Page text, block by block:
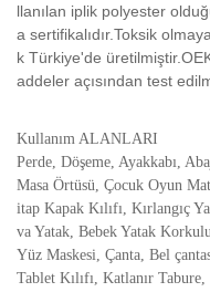
llanılan iplik polyester
a sertifikalıdır.Toksik
k Türkiye'de
addeler açısından test
Kullanım ALANLARI
Perde, Döşeme, Ayakkabı,
Masa Örtüsü, Çocuk Oyun
itap Kapak Kılıfı, Kırlangıç
va Yatak, Bebek Yatak
Yüz Maskesi, Çanta, Bel
Tablet Kılıfı, Katlanır